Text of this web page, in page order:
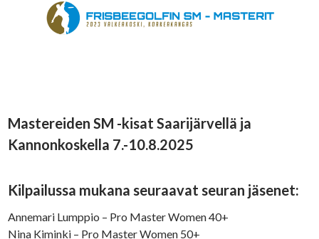
Mastereiden SM -kisat Saarijärvellä ja
Kannonkoskella 7.-10.8.2025
Kilpailussa mukana seuraavat seuran jäsenet:
Annemari Lumppio – Pro Master Women 40+
Nina Kiminki – Pro Master Women 50+